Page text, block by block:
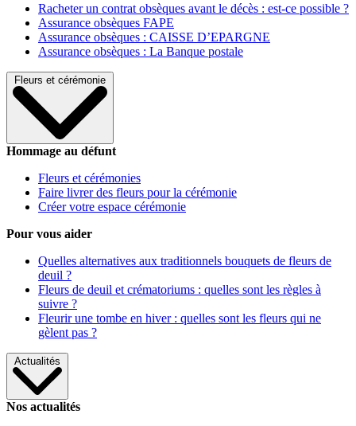
Racheter un contrat obsèques avant le décès : est-ce possible ?
Assurance obsèques FAPE
Assurance obsèques : CAISSE D’EPARGNE
Assurance obsèques : La Banque postale
Fleurs et cérémonie
Hommage au défunt
Fleurs et cérémonies
Faire livrer des fleurs pour la cérémonie
Créer votre espace cérémonie
Pour vous aider
Quelles alternatives aux traditionnels bouquets de fleurs de
deuil ?
Fleurs de deuil et crématoriums : quelles sont les règles à
suivre ?
Fleurir une tombe en hiver : quelles sont les fleurs qui ne
gèlent pas ?
Actualités
Nos actualités